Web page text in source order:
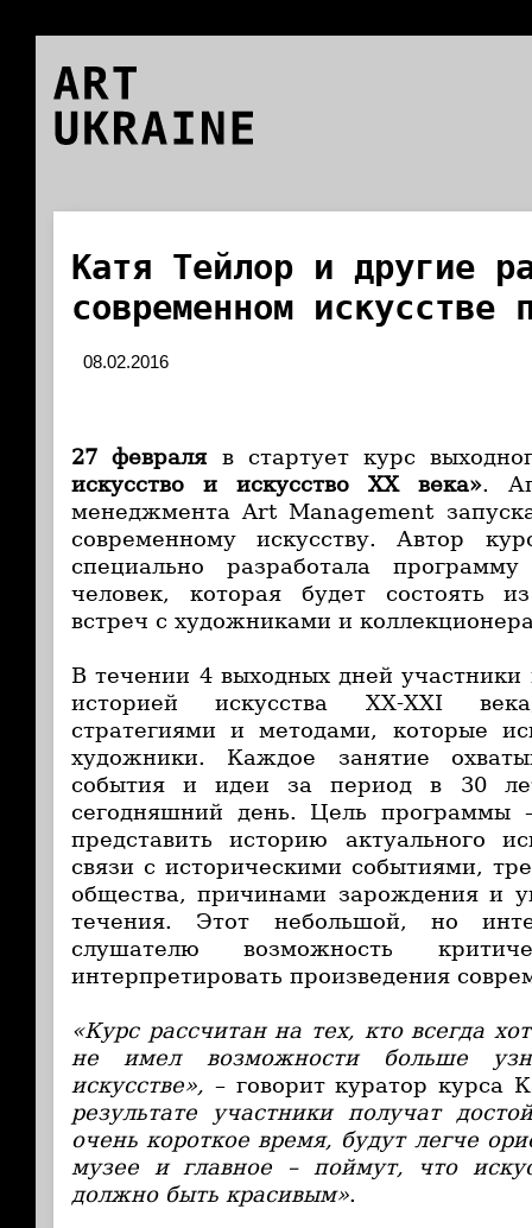
ART
UKRAINE
Катя Тейлор и другие
современном искусстве
08.02.2016
27 февраляв стартует курс
искусство и искусство ХХ века».
менеджмента Art Management
современному искусству. Автор
специально разработала
человек, которая будет состоять
встреч с художниками и
В течении 4 выходных дней участники
историей искусства ХХ-ХХI
стратегиями и методами, которые
художники. Каждое занятие
события и идеи за период в 30
сегодняшний день. Цель программы
представить историю актуального
связи с историческими событиями,
общества, причинами зарождения и
течения. Этот небольшой, но
слушателю возможность
интерпретировать произведения
«Курс рассчитан на тех, кто всегда
не имел возможности больше
искусстве», – говорит куратор курса
результате участники получат
очень короткое время, будут легче
музее и главное – поймут, что
должно быть красивым».